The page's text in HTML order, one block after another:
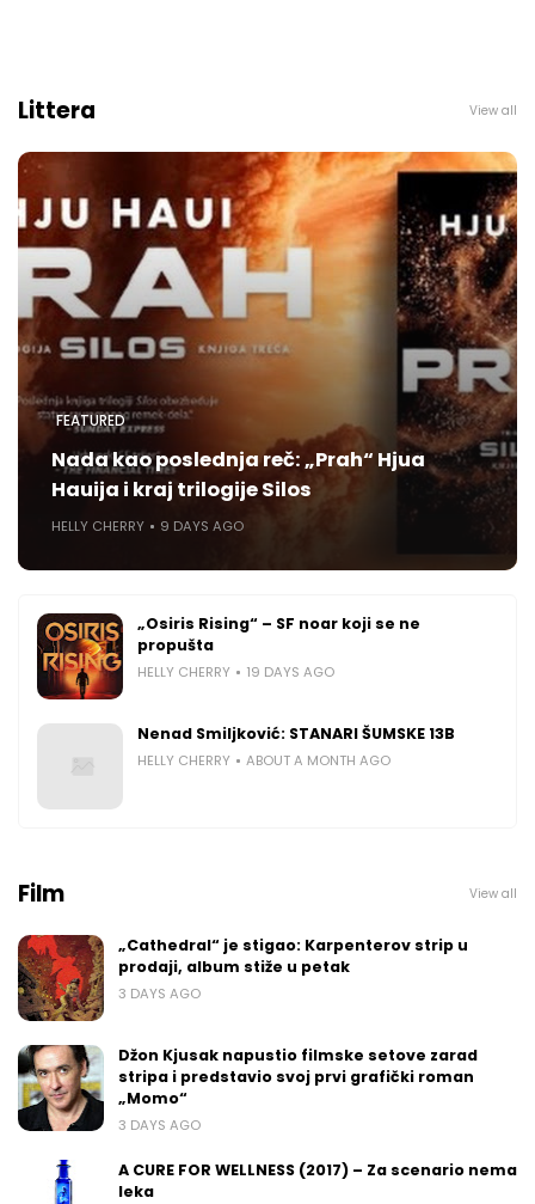
Littera View all
FEATURED
Nada kao poslednja reč: „Prah“ Hjua
Hauija i kraj trilogije Silos
HELLY CHERRY 9 DAYS AGO
„Osiris Rising“ – SF noar koji se ne
propušta
HELLY CHERRY 19 DAYS AGO
Nenad Smiljković: STANARI ŠUMSKE 13B
HELLY CHERRY ABOUT A MONTH AGO
Film View all
„Cathedral“ je stigao: Karpenterov strip u
prodaji, album stiže u petak
3 DAYS AGO
Džon Kjusak napustio filmske setove zarad
stripa i predstavio svoj prvi grafički roman
„Momo“
3 DAYS AGO
A CURE FOR WELLNESS (2017) – Za scenario nema
leka